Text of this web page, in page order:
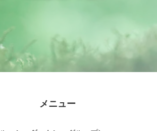
メニュー